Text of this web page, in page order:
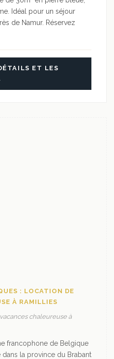
Idéal pour un séjour
de Namur. Réservez
ET LES
: LOCATION DE
À RAMILLIES
chaleureuse à
francophone de Belgique
la province du Brabant